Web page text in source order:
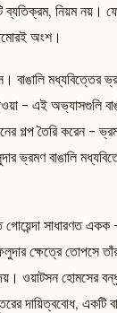
ব্যতিক্রম, নিয়ম নয়।
অংশ।
বাঙালি মধ্যবিত্তের
- এই অভ্যাসগুলি
গল্প তৈরি করেন -
ভ্রমণ বাঙালি
গোয়েন্দা সাধারণত
ক্ষেত্রে
ওয়াটসন হোমসের
দায়িত্ববোধ, একটি